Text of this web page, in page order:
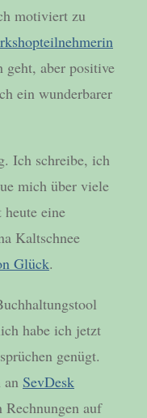
motiviert zu
aber positive
ein wunderbarer
Ich schreibe, ich
mich über viele
eine
Kaltschnee
Glück.
habe ich jetzt
genügt.
an SevDesk
auf